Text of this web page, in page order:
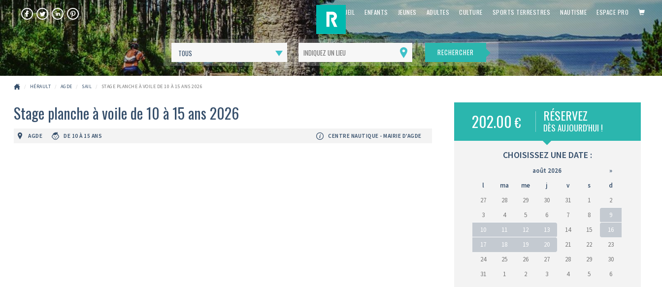
FACEBOOKTWITTERLINKEDINPINTEREST ACCUEIL ENFANTS JEUNES ADULTES CULTURE SPORTS TERRESTRES NAUTISME ESPACE PRO
Me
géolocaliser
RECHERCHER
HÉRAULT AGDE SAIL STAGE PLANCHE À VOILE DE 10 À 15 ANS 2026
Stage planche à voile de 10 à 15 ans 2026
AGDE DE 10 À 15 ANS CENTRE NAUTIQUE - MAIRIE D'AGDE
202.00 € RÉSERVEZ
DÈS AUJOURD'HUI !
CHOISISSEZ UNE DATE :
août 2026
»
l
ma me j v s
d
27
28 29 30 31 1
2
3
4 5 6 7 8
9
10
11 12 13 14 15
16
17
18 19 20 21 22
23
24
25 26 27 28 29
30
31
1 2 3 4 5 6